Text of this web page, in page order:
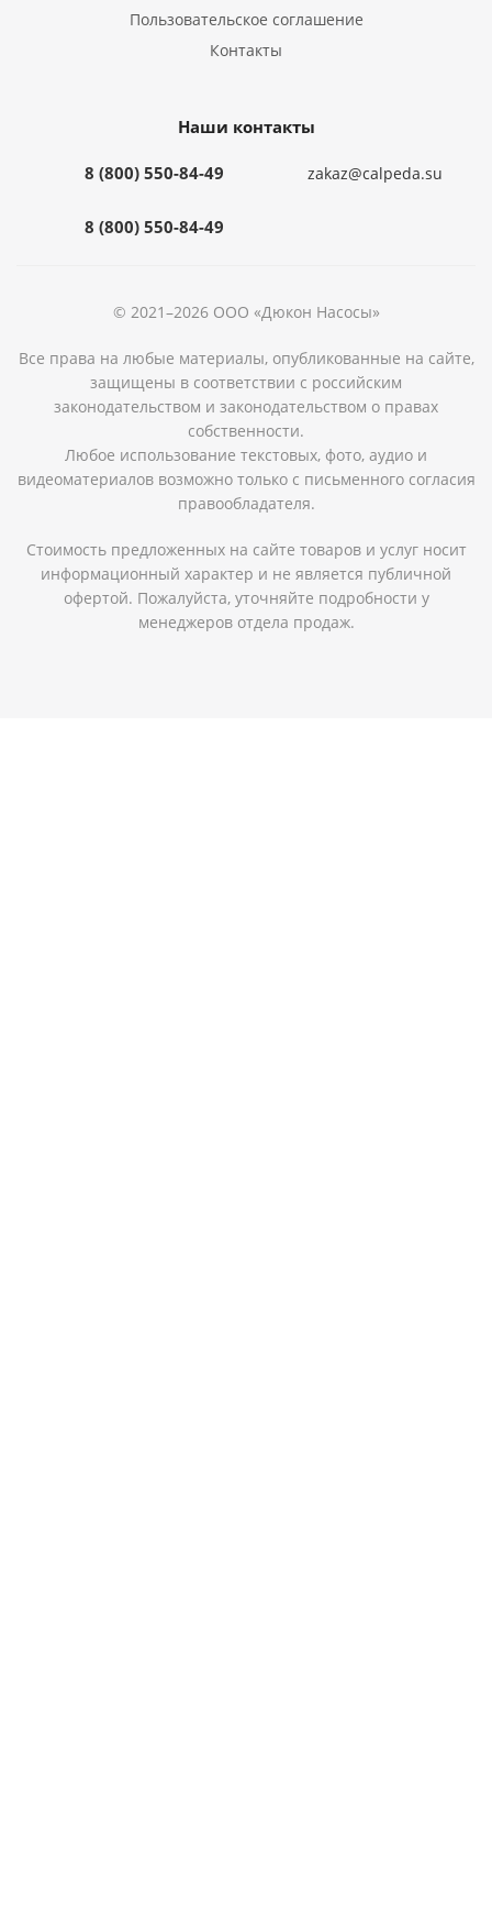
Пользовательское соглашение
Контакты
Наши контакты
8 (800) 550-84-49
8 (800) 550-84-49
zakaz@calpeda.su
© 2021–2026 ООО «Дюкон Насосы»
Все права на любые материалы, опубликованные на сайте,
защищены в соответствии с российским
законодательством и законодательством о правах
собственности.
Любое использование текстовых, фото, аудио и
видеоматериалов возможно только с письменного согласия
правообладателя.
Стоимость предложенных на сайте товаров и услуг носит
информационный характер и не является публичной
офертой. Пожалуйста, уточняйте подробности у
менеджеров отдела продаж.